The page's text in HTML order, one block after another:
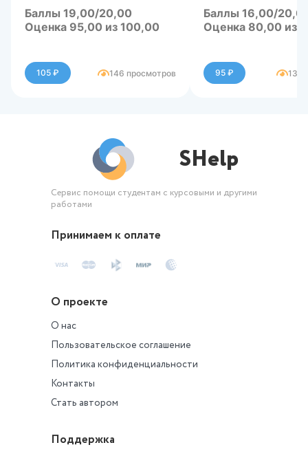
Баллы 19,00/20,00
Оценка 95,00 из 100,00
105 ₽ 146 просмотров
Баллы 16,00/
Оценка 80,00 из
95 ₽ 138
SHelp
Сервис помощи студентам с курсовыми и другими
работами
Принимаем к оплате
О проекте
О нас
Пользовательское соглашение
Политика конфиденциальности
Контакты
Стать автором
Поддержка